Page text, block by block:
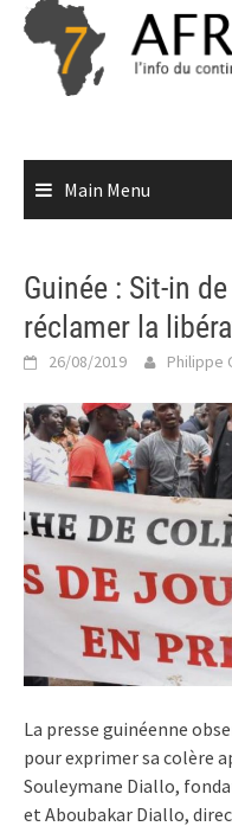
Skip
content
Main Menu
Guinée : Sit-in
réclamer la
26/08/2019 Philippe
La presse guinéenne
pour exprimer sa colère
Souleymane Diallo,
et Aboubakar Diallo,